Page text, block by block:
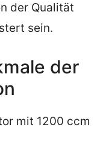
der Qualität
sein.
der
mit 1200 ccm